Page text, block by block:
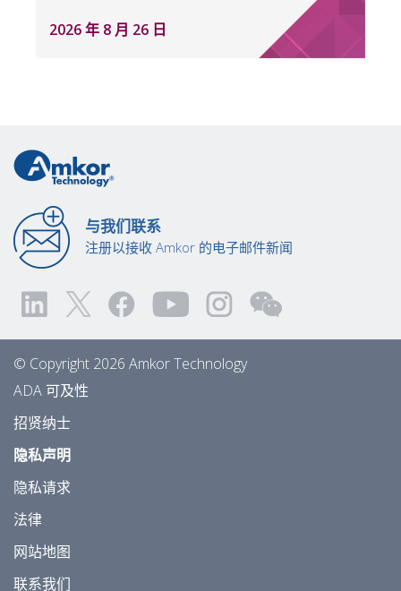
2026 年 8 月 26 日
与我们联系
注册以接收 Amkor 的电子邮件新闻
© Copyright 2026 Amkor Technology
ADA 可及性
招贤纳士
隐私声明
隐私请求
法律
网站地图
联系我们